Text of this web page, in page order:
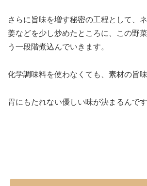
さらに旨味を増す秘密の工程として、
姜などを少し炒めたところに、この野
う一段階煮込んでいきます。
化学調味料を使わなくても、素材の旨
胃にもたれない優しい味が決まるんです